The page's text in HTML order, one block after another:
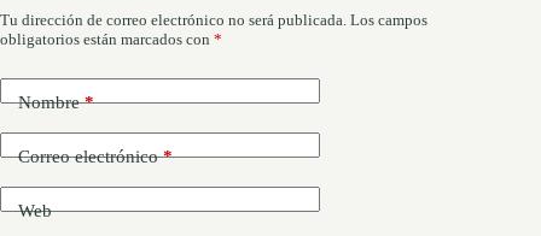
Tu dirección de correo electrónico no será publicada. Los campos
obligatorios están marcados con *
Nombre*
Correo electrónico*
Web